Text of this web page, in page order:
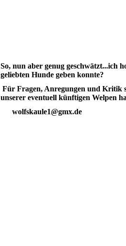
So, nun aber genug geschwätzt...ich
geliebten Hunde geben konnte?
Für Fragen, Anregungen und Kritik
unserer eventuell künftigen Welpen
wolfskaule1@gmx.de